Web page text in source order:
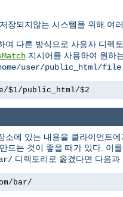
장되지않는 시스템을 위해 여
여 다른 방식으로 사용자 디
지시어를 사용하여 원하
user/public_html/
$1/public_html/$2
에 있는 내용을 클라이언트
드는 것이 좋을 때가 있다. 이를
디렉토리로 옮겼다면 다음
bar/